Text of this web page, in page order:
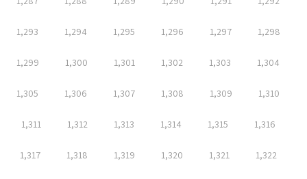
1,293 1,294 1,295 1,296 1,297 1,298
1,299 1,300 1,301 1,302 1,303 1,304
1,305 1,306 1,307 1,308 1,309 1,310
1,311 1,312 1,313 1,314 1,315 1,316
1,317 1,318 1,319 1,320 1,321 1,322